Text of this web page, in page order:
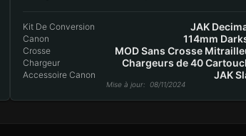
Kit De Conversion JAK
Canon 114mm
Crosse MOD Sans Crosse
Chargeur Chargeurs de 40
Accessoire Canon JAK
Mise à jour: 08/11/2024